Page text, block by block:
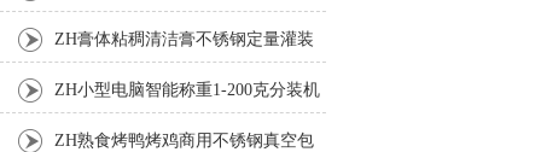
ZH膏体粘稠清洁膏不锈钢定量灌装
机厂家 ZH小型电脑智能称重1-200克分装机
ZH熟食烤鸭烤鸡商用不锈钢真空包